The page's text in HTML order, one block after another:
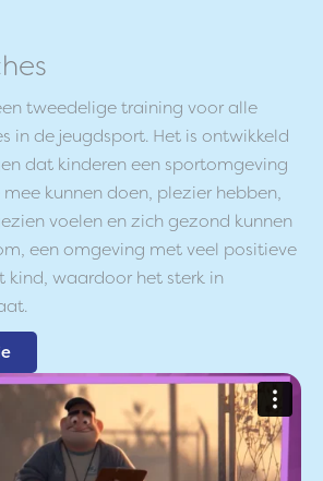
tweedelige training voor alle
in de jeugdsport. Het is ontwikkeld
dat kinderen een sportomgeving
kunnen doen, plezier hebben,
voelen en zich gezond kunnen
een omgeving met veel positieve
kind, waardoor het sterk in